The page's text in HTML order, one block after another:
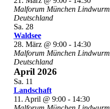
Malforum München
Deutschland
Sa. 28
Waldsee
28. März @ 9:00- 14:30
Malforum München
Deutschland
April 2026
Sa. 11
Landschaft
11. April @ 9:00- 14:30